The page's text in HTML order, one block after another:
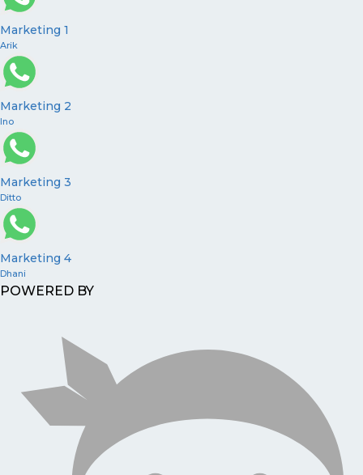
Marketing 1
Arik
Marketing 2
Ino
Marketing 3
Ditto
Marketing 4
Dhani
POWERED BY